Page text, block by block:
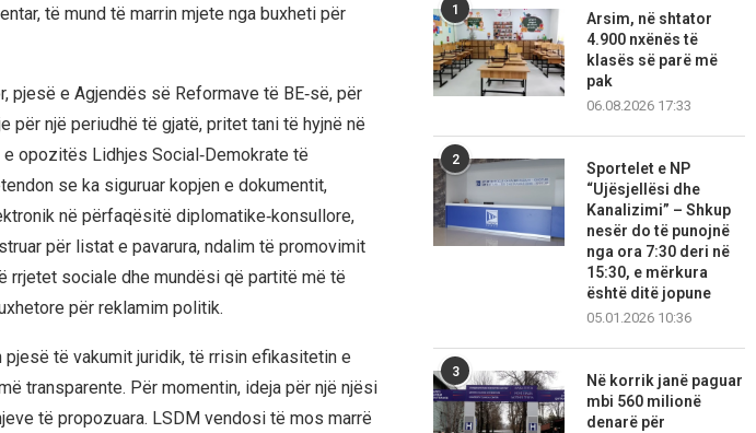
të mund të marrin mjete nga buxheti për
pjesë e Agjendës së Reformave të BE‑së, për
një periudhë të gjatë, pritet tani të hyjnë në
opozitës Lidhjes Social‑Demokrate të
se ka siguruar kopjen e dokumentit,
në përfaqësitë diplomatike‑konsullore,
për listat e pavarura, ndalim të promovimit
sociale dhe mundësi që partitë më të
për reklamim politik.
të vakumit juridik, të rrisin efikasitetin e
transparente. Për momentin, ideja për një njësi
të propozuara. LSDM vendosi të mos marrë
1
Arsim, në shtator
4.900 nxënës të
klasës së parë më
pak
06.08.2026 17:33
2
Sportelet e NP
“Ujësjellësi dhe
Kanalizimi” – Shkup
nesër do të punojnë
nga ora 7:30 deri në
15:30, e mërkura
është ditë jopune
05.01.2026 10:36
3
Në korrik janë paguar
mbi 560 milionë
denarë për